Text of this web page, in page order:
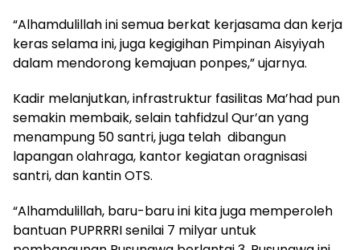
“Alhamdulillah ini semua berkat kerjasama dan kerja
keras selama ini, juga kegigihan Pimpinan Aisyiyah
dalam mendorong kemajuan ponpes,” ujarnya.
Kadir melanjutkan, infrastruktur fasilitas Ma’had pun
semakin membaik, selain tahfidzul Qur’an yang
menampung 50 santri, juga telah dibangun
lapangan olahraga, kantor kegiatan oragnisasi
santri, dan kantin OTS.
“Alhamdulillah, baru-baru ini kita juga memperoleh
bantuan PUPRRRI senilai 7 milyar untuk